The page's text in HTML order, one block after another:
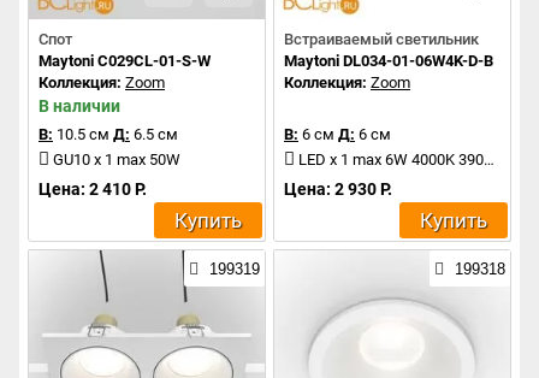
Спот
Maytoni C029CL-01-S-W
Коллекция: Zoom
В наличии
В: 10.5 см Д: 6.5 см
GU10 x 1 max 50W
Цена: 2 410 Р.
Купить
Встраиваемый светильник
Maytoni DL034-01-06W4K-D-B
Коллекция: Zoom
В: 6 см Д: 6 см
LED x 1 max 6W 4000K 390Lm
Цена: 2 930 Р.
Купить
199319 199318